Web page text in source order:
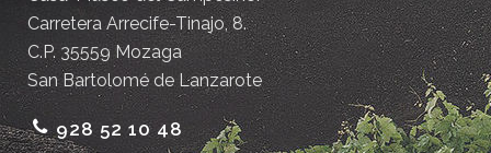
Carretera Arrecife-Tinajo, 8.
C.P. 35559 Mozaga
San Bartolomé de Lanzarote
928 52 10 48